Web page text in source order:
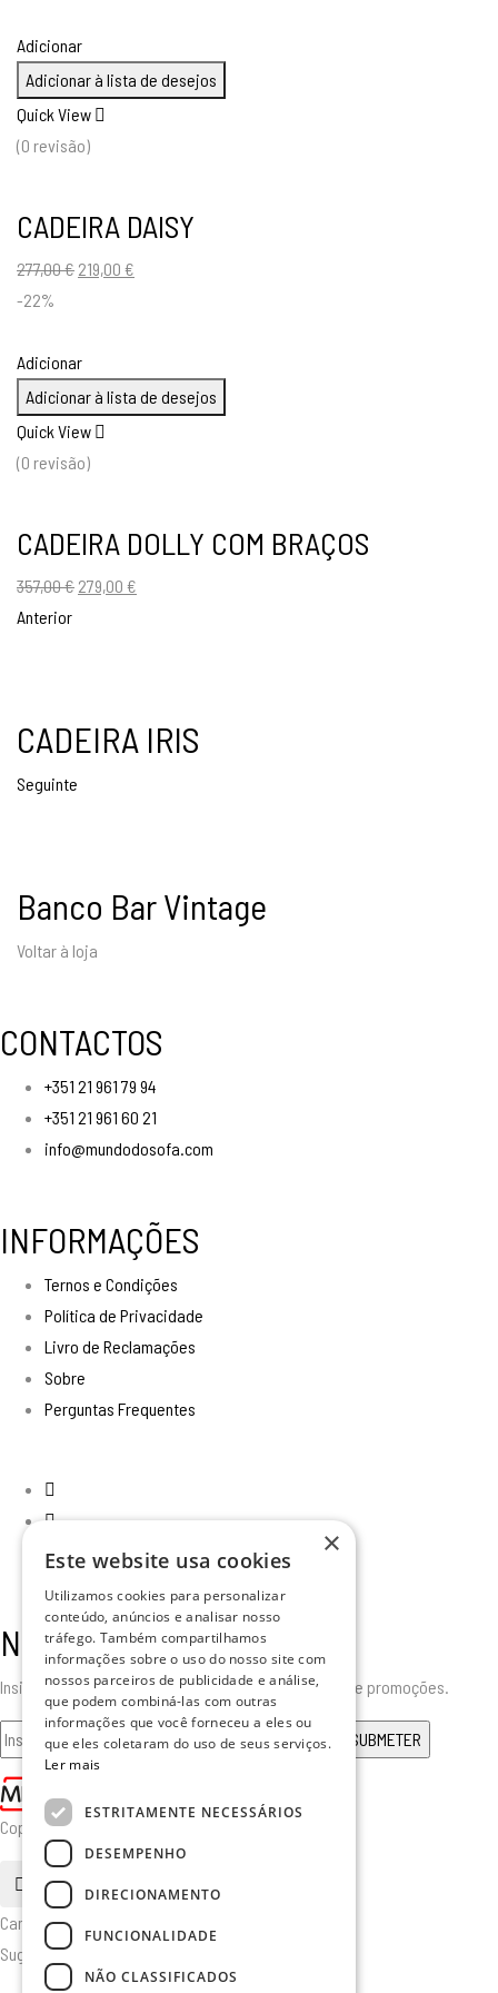
era:
321,00 €. 259,00 €.
Adicionar
Adicionar à lista de desejos
Quick View
(0 revisão)
CADEIRA DAISY
277,00€ O
era:
277,00 €.
219,00 €
219,00 €.
-22%
Adicionar
Adicionar à lista de desejos
Quick View
(0 revisão)
CADEIRA DOLLY COM BRAÇOS
357,00€ O
279,00 €
Anterior
CADEIRA IRIS
Seguinte
Banco Bar Vintage
Voltar à loja
CONTACTOS
+351 21 961 79 94
+351 21 961 60 21
info@mundodosofa.com
INFORMAÇÕES
Ternos e Condições
Política de Privacidade
Livro de Reclamações
Sobre
Perguntas Frequentes
Newsletter
Insira o seu email para receber todas as novidades e promoções.
Copyright © 2025. Todos os Direitos Reservados
pesquisa
Cancelar
Sugerido
×
Este website usa cookies
Utilizamos cookies para personalizar
conteúdo, anúncios e analisar nosso
tráfego. Também compartilhamos
informações sobre o uso do nosso site com
nossos parceiros de publicidade e análise,
que podem combiná-las com outras
informações que você forneceu a eles ou
que eles coletaram do uso de seus serviços.
Ler mais
ESTRITAMENTE NECESSÁRIOS
DESEMPENHO
DIRECIONAMENTO
FUNCIONALIDADE
NÃO CLASSIFICADOS